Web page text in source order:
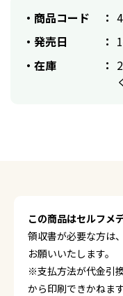
商品コード
発売日
在庫
この商品はセルフメ
領収書が必要な方は
お願いいたします。
※支払方法が代金引
から印刷できかねま